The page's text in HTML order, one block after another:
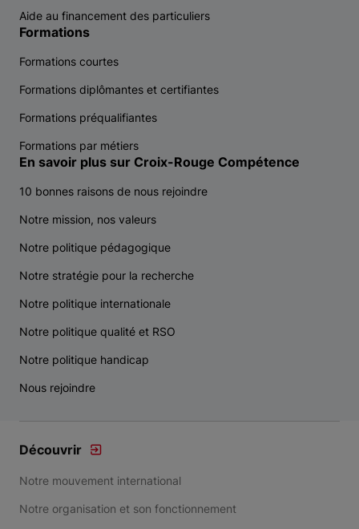
Aide au financement des particuliers
Formations
Formations courtes
Formations diplômantes et certifiantes
Formations préqualifiantes
Formations par métiers
En savoir plus sur Croix-Rouge Compétence
10 bonnes raisons de nous rejoindre
Notre mission, nos valeurs
Notre politique pédagogique
Notre stratégie pour la recherche
Notre politique internationale
Notre politique qualité et RSO
Notre politique handicap
Nous rejoindre
Découvrir
Notre mouvement international
Notre organisation et son fonctionnement